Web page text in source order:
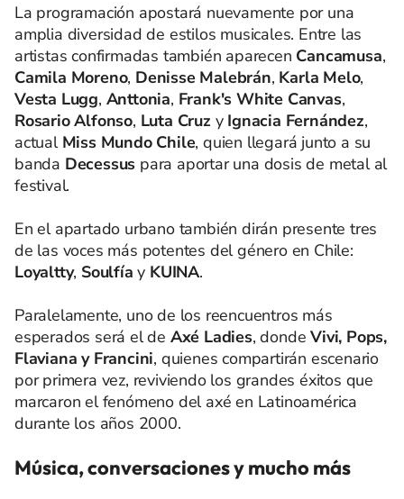
La programación apostará nuevamente por una
amplia diversidad de estilos musicales. Entre las
artistas confirmadas también aparecen Cancamusa,
Camila Moreno, Denisse Malebrán, Karla Melo,
Vesta Lugg, Anttonia, Frank's White Canvas,
Rosario Alfonso, Luta Cruz y Ignacia Fernández,
actual Miss Mundo Chile, quien llegará junto a su
banda Decessus para aportar una dosis de metal al
festival.
En el apartado urbano también dirán presente tres
de las voces más potentes del género en Chile:
Loyaltty, Soulfía y KUINA.
Paralelamente, uno de los reencuentros más
esperados será el de Axé Ladies, dondeVivi, Pops,
Flaviana y Francini, quienes compartirán escenario
por primera vez, reviviendo los grandes éxitos que
marcaron el fenómeno del axé en Latinoamérica
durante los años 2000.
Música, conversaciones y mucho más